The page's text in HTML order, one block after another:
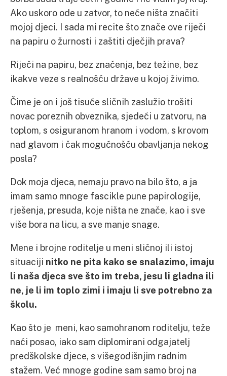
Ako uskoro ode u zatvor, to neće ništa značiti
mojoj djeci. I sada mi recite što znače ove riječi
na papiru o žurnosti i zaštiti dječjih prava?
Riječi na papiru, bez značenja, bez težine, bez
ikakve veze s realnošću države u kojoj živimo.
Čime je on i još tisuće sličnih zaslužio trošiti
novac poreznih obveznika, sjedeći u zatvoru, na
toplom, s osiguranom hranom i vodom, s krovom
nad glavom i čak mogućnošću obavljanja nekog
posla?
Dok moja djeca, nemaju pravo na bilo što, a ja
imam samo mnoge fascikle pune papirologije,
rješenja, presuda, koje ništa ne znače, kao i sve
više bora na licu, a sve manje snage.
Mene i brojne roditelje u meni sličnoj ili istoj
situaciji nitko ne pita kako se snalazimo, imaju
li naša djeca sve što im treba, jesu li gladna ili
ne, je li im toplo zimi i imaju li sve potrebno za
školu.
Kao što je meni, kao samohranom roditelju, teže
naći posao, iako sam diplomirani odgajatelj
predškolske djece, s višegodišnjim radnim
stažem. Već mnoge godine sam samo broj na